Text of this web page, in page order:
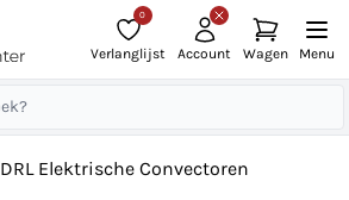
0
Verlanglijst Account Wagen Menu
DRL Elektrische Convectoren